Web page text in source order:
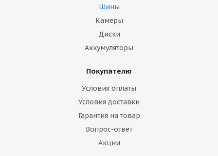
Шины
Камеры
Диски
Аккумуляторы
Покупателю
Условия оплаты
Условия доставки
Гарантия на товар
Вопрос-ответ
Акции